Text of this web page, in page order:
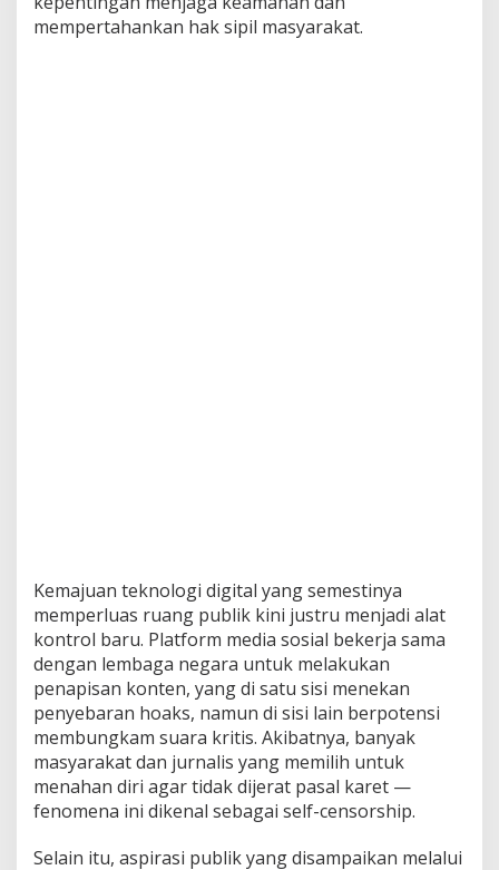
mempertahankan hak sipil masyarakat.
Kemajuan teknologi digital yang semestinya
memperluas ruang publik kini justru menjadi alat
kontrol baru. Platform media sosial bekerja sama
dengan lembaga negara untuk melakukan
penapisan konten, yang di satu sisi menekan
penyebaran hoaks, namun di sisi lain berpotensi
membungkam suara kritis. Akibatnya, banyak
masyarakat dan jurnalis yang memilih untuk
menahan diri agar tidak dijerat pasal karet —
fenomena ini dikenal sebagai self-censorship.
Selain itu, aspirasi publik yang disampaikan melalui